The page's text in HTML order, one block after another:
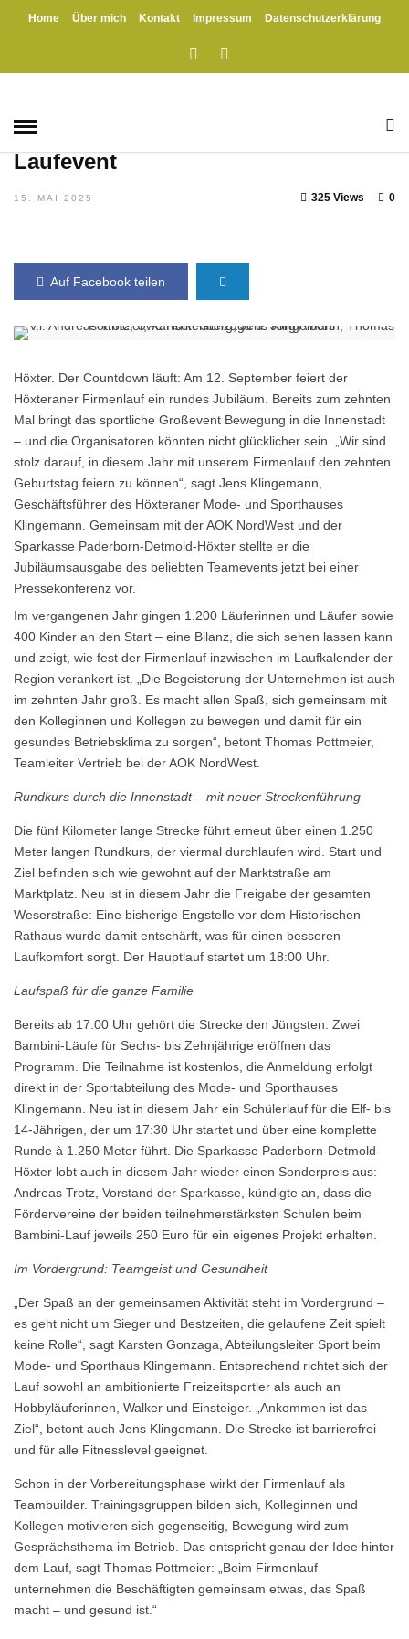
Home Über mich Kontakt Impressum
Datenschutzerklärung
TRADITION
VERANSTALTUNGEN
Anmeldestart für das große
Laufevent
15. MAI 2025 0
325 Views
Auf Facebook teilen
Höxter. Der Countdown läuft: Am 12. September feiert der
Höxteraner Firmenlauf ein rundes Jubiläum. Bereits zum zehnten
Mal bringt das sportliche Großevent Bewegung in die Innenstadt
– und die Organisatoren könnten nicht glücklicher sein. „Wir sind
stolz darauf, in diesem Jahr mit unserem Firmenlauf den zehnten
Geburtstag feiern zu können“, sagt Jens Klingemann,
Geschäftsführer des Höxteraner Mode- und Sporthauses
Klingemann. Gemeinsam mit der AOK NordWest und der
Sparkasse Paderborn-Detmold-Höxter stellte er die
Jubiläumsausgabe des beliebten Teamevents jetzt bei einer
Pressekonferenz vor.
Im vergangenen Jahr gingen 1.200 Läuferinnen und Läufer sowie
400 Kinder an den Start – eine Bilanz, die sich sehen lassen kann
und zeigt, wie fest der Firmenlauf inzwischen im Laufkalender der
Region verankert ist. „Die Begeisterung der Unternehmen ist auch
im zehnten Jahr groß. Es macht allen Spaß, sich gemeinsam mit
den Kolleginnen und Kollegen zu bewegen und damit für ein
gesundes Betriebsklima zu sorgen“, betont Thomas Pottmeier,
Teamleiter Vertrieb bei der AOK NordWest.
Rundkurs durch die Innenstadt – mit neuer Streckenführung
Die fünf Kilometer lange Strecke führt erneut über einen 1.250
Meter langen Rundkurs, der viermal durchlaufen wird. Start und
Ziel befinden sich wie gewohnt auf der Marktstraße am
Marktplatz. Neu ist in diesem Jahr die Freigabe der gesamten
Weserstraße: Eine bisherige Engstelle vor dem Historischen
Rathaus wurde damit entschärft, was für einen besseren
Laufkomfort sorgt. Der Hauptlauf startet um 18:00 Uhr.
Laufspaß für die ganze Familie
Bereits ab 17:00 Uhr gehört die Strecke den Jüngsten: Zwei
Bambini-Läufe für Sechs- bis Zehnjährige eröffnen das
Programm. Die Teilnahme ist kostenlos, die Anmeldung erfolgt
direkt in der Sportabteilung des Mode- und Sporthauses
Klingemann. Neu ist in diesem Jahr ein Schülerlauf für die Elf- bis
14-Jährigen, der um 17:30 Uhr startet und über eine komplette
Runde à 1.250 Meter führt. Die Sparkasse Paderborn-Detmold-
Höxter lobt auch in diesem Jahr wieder einen Sonderpreis aus:
Andreas Trotz, Vorstand der Sparkasse, kündigte an, dass die
Fördervereine der beiden teilnehmerstärksten Schulen beim
Bambini-Lauf jeweils 250 Euro für ein eigenes Projekt erhalten.
Im Vordergrund: Teamgeist und Gesundheit
„Der Spaß an der gemeinsamen Aktivität steht im Vordergrund –
es geht nicht um Sieger und Bestzeiten, die gelaufene Zeit spielt
keine Rolle“, sagt Karsten Gonzaga, Abteilungsleiter Sport beim
Mode- und Sporthaus Klingemann. Entsprechend richtet sich der
Lauf sowohl an ambitionierte Freizeitsportler als auch an
Hobbyläuferinnen, Walker und Einsteiger. „Ankommen ist das
Ziel“, betont auch Jens Klingemann. Die Strecke ist barrierefrei
und für alle Fitnesslevel geeignet.
Schon in der Vorbereitungsphase wirkt der Firmenlauf als
Teambuilder. Trainingsgruppen bilden sich, Kolleginnen und
Kollegen motivieren sich gegenseitig, Bewegung wird zum
Gesprächsthema im Betrieb. Das entspricht genau der Idee hinter
dem Lauf, sagt Thomas Pottmeier: „Beim Firmenlauf
unternehmen die Beschäftigten gemeinsam etwas, das Spaß
macht – und gesund ist.“